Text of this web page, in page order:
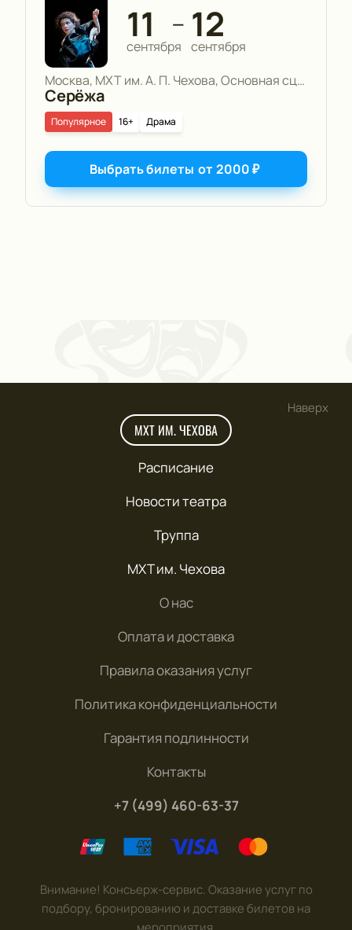
11
сентября
— 12
сентября
Москва, МХТ им. А. П. Чехова, Основная сцена
Серёжа
16+ Драма
Популярное
Выбрать билеты от2000₽
Наверх
МХТ ИМ. ЧЕХОВА
Расписание
Новости театра
Труппа
МХТ им. Чехова
О нас
Оплата и доставка
Правила оказания услуг
Политика конфиденциальности
Гарантия подлинности
Контакты
+7 (499) 460-63-37
Внимание! Консьерж-сервис. Оказание услуг по
подбору, бронированию и доставке билетов на